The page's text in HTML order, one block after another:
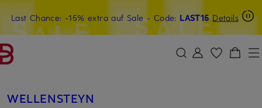
ZUM HAUPTINHALT ÜBERSPRINGEN ZUM SUCHFELD ÜBERSPRINGEN
Last Chance: -15% extra auf Sale- Code: LAST15 Details
15€-Willkommensgutschein mit Beyond sichern
WELLENSTEYN